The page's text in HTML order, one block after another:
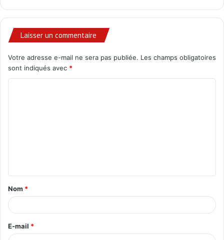
Laisser un commentaire
Votre adresse e-mail ne sera pas publiée. Les champs obligatoires
sont indiqués avec *
t
a
e
Nom *
E-mail *